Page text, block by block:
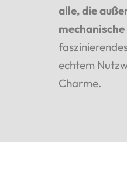
alle, die
echtem
Charme.